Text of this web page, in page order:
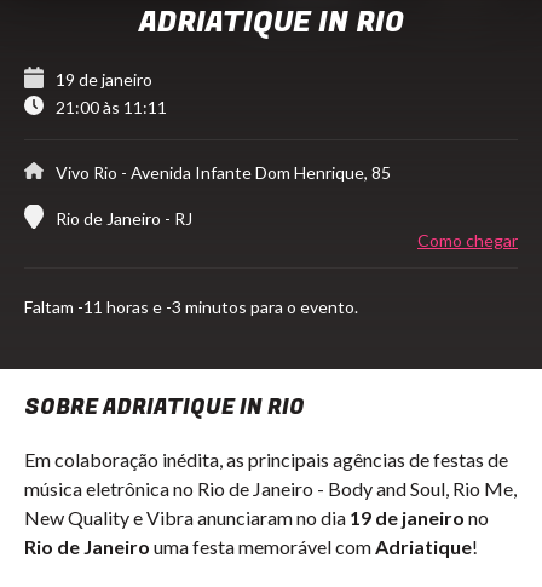
ADRIATIQUE IN RIO
19 de janeiro
21:00 às 11:11
Vivo Rio - Avenida Infante Dom Henrique, 85
Rio de Janeiro - RJ
Como chegar
Faltam -11 horas e -3 minutos para o evento.
SOBRE ADRIATIQUE IN RIO
Em colaboração inédita, as principais agências de festas de
música eletrônica no Rio de Janeiro - Body and Soul, Rio Me,
New Quality e Vibra anunciaram no dia 19 de janeiro no
Rio de Janeiro uma festa memorável comAdriatique!